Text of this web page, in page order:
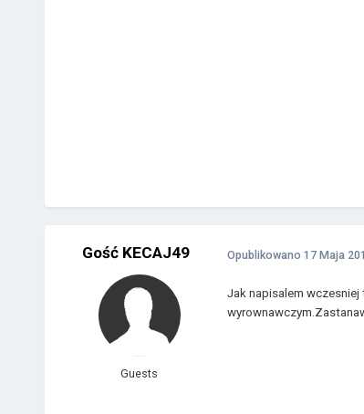
Gość KECAJ49
Guests
Opublikowano 17 Maja
Jak napisalem